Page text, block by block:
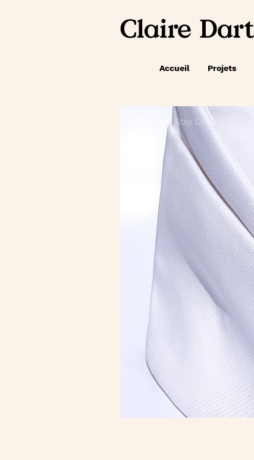
Accueil Projets
Stay Safe, Stay Cool